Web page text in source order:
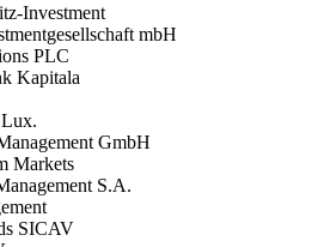
Investment
mbH
PLC
Kapitala
GmbH
Markets
S.A.
SICAV